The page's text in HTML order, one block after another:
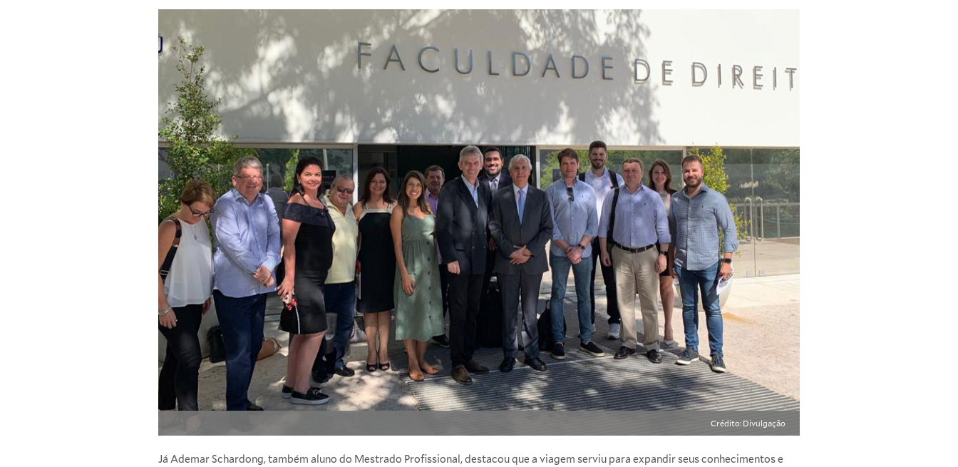
Crédito: Divulgação
Já Ademar Schardong, também aluno do Mestrado Profissional, destacou que a viagem serviu para expandir seus conhecimentos e